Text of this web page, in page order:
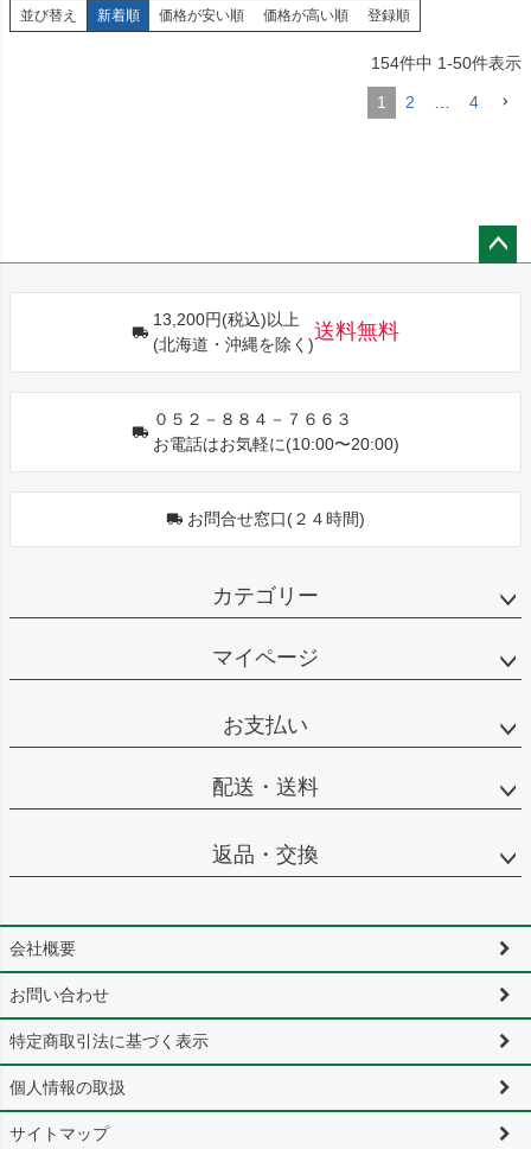
並び替え 新着順 価格が安い順 価格が高い順 登録順
154件中 1-50件表示
1 2 4
13,200円(税込)以上
(北海道・沖縄を除く)
送料無料
０５２－８８４－７６６３
お電話はお気軽に(10:00〜20:00)
お問合せ窓口(２４時間)
カテゴリー
マイページ
お支払い
配送・送料
返品・交換
会社概要
お問い合わせ
特定商取引法に基づく表示
個人情報の取扱
サイトマップ